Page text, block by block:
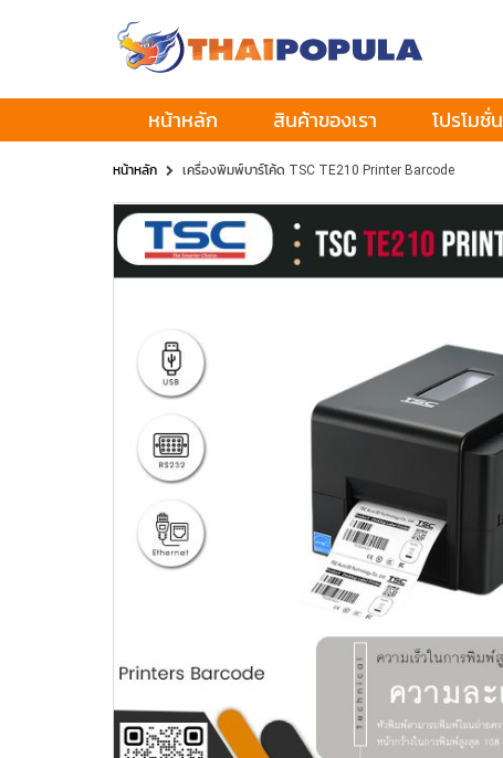
หน้าหลัก สินค้าของเรา โปรโมชั่น
หน้าหลัก เครื่องพิมพ์บาร์โค้ด TSC TE210 Printer Barcode